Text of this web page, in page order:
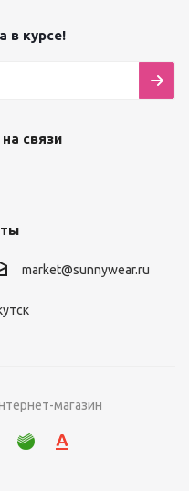
в курсе!
связи
market@sunnywear.ru
магазин